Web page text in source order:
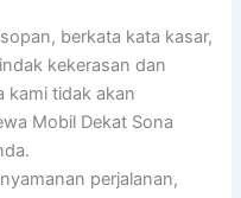
berkata kata kasar,
kekerasan dan
kami tidak akan
Mobil Dekat Sona
perjalanan,